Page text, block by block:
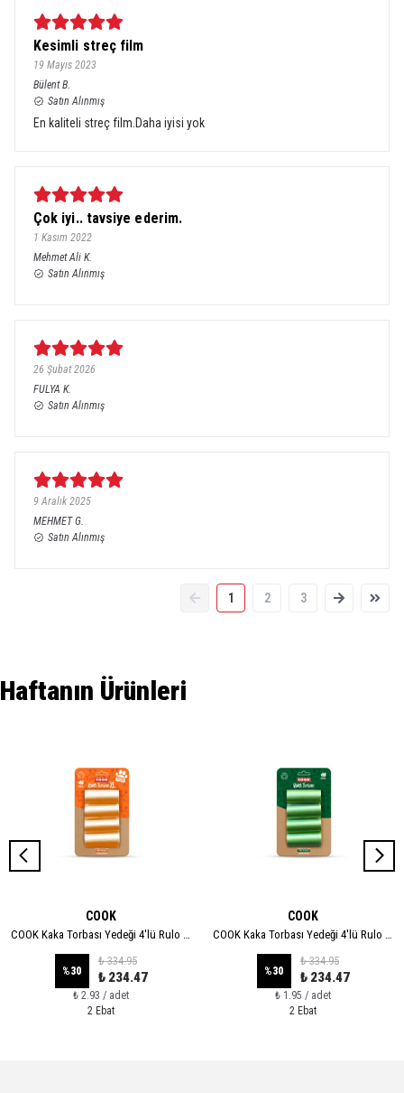
Kesimli streç film
19 Mayıs 2023
BülentB.
Satın Alınmış
En kaliteli streç film.Daha iyisi yok
Çok iyi.. tavsiye ederim.
1 Kasım 2022
Mehmet Ali K.
Satın Alınmış
26 Şubat 2026
FULYA K.
Satın Alınmış
9 Aralık 2025
MEHMET G.
Satın Alınmış
1 2 3
Haftanın Ürünleri
COOK
COOK Kaka Torbası Yedeği 4'lü Rulo - XL
%30
₺ 334.95
₺ 234.47
₺ 2.93 / adet
2 Ebat
COOK
COOK Kaka Torbası Yedeği 4'lü Rulo - STANDART
%30
₺ 334.95
₺ 234.47
₺ 1.95 / adet
2 Ebat